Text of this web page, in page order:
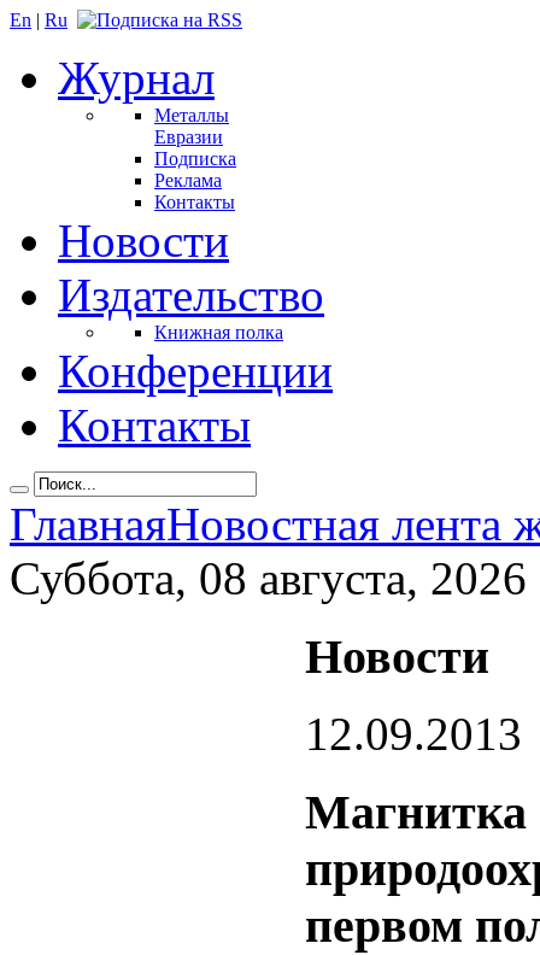
En | Ru
Журнал
Металлы
Евразии
Подписка
Реклама
Контакты
Новости
Издательство
Книжная полка
Конференции
Контакты
ГлавнаяНовостная лента
Суббота, 08 августа, 2026
Новости
12.09.2013
Магнитка
первом